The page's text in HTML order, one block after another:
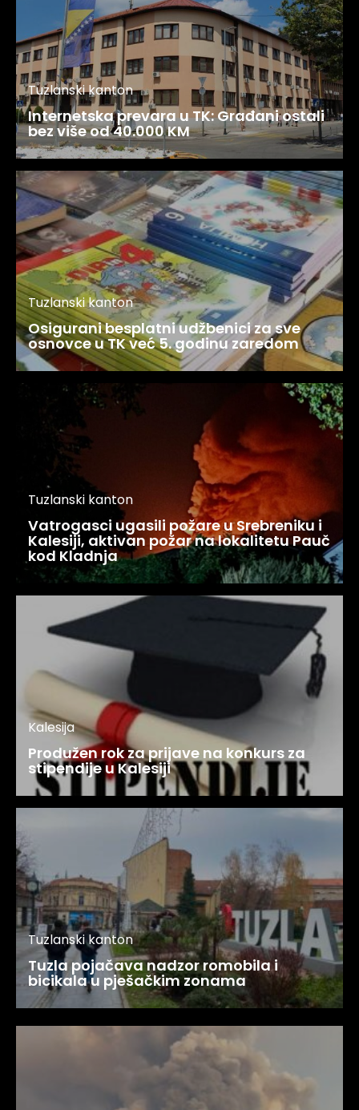
Tuzlanski kanton
Internetska prevara u TK: Građani ostali
bez više od 40.000 KM
Tuzlanski kanton
Osigurani besplatni udžbenici za sve
osnovce u TK već 5. godinu zaredom
Tuzlanski kanton
Vatrogasci ugasili požare u Srebreniku i
Kalesiji, aktivan požar na lokalitetu Pauč
kod Kladnja
Kalesija
Produžen rok za prijave na konkurs za
stipendije u Kalesiji
Tuzlanski kanton
Tuzla pojačava nadzor romobila i
bicikala u pješačkim zonama